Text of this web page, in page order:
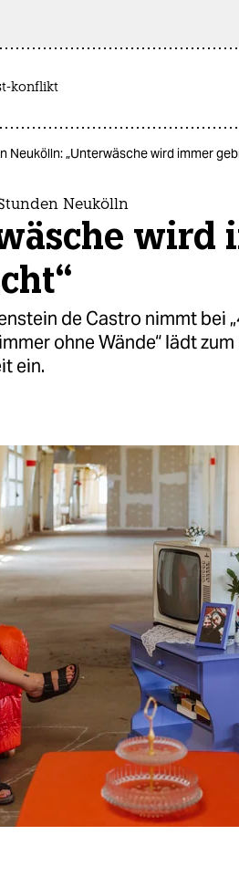
konflikt
Neukölln: „Unterwäsche wird immer
Neukölln
wird
de Castro nimmt bei
ohne Wände“ lädt
ein.